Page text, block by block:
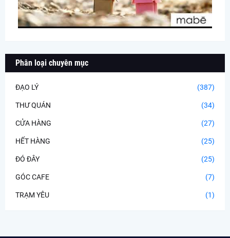
Phân loại chuyên mục
ĐẠO LÝ (387)
THƯ QUÁN (34)
CỬA HÀNG (27)
HẾT HÀNG (25)
ĐÓ ĐÂY (25)
GÓC CAFE (7)
TRẠM YÊU (1)